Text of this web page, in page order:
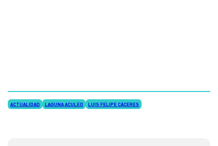
ACTUALIDAD LAGUNA ACULEO LUIS FELIPE CÁCERES